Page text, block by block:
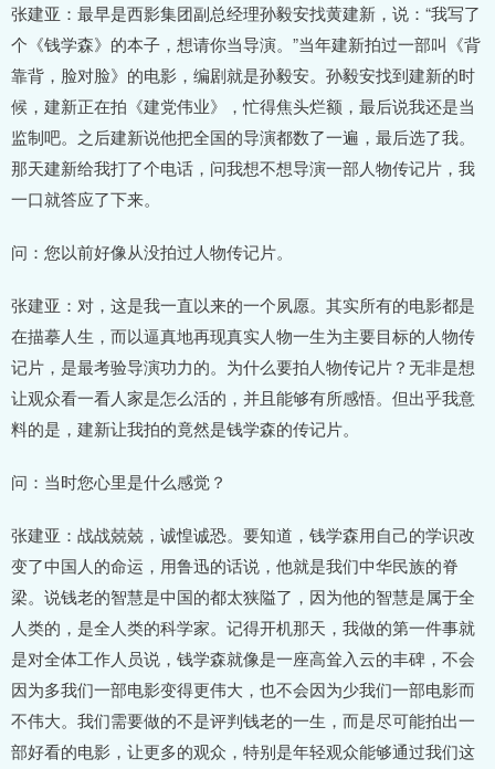
张建亚：最早是西影集团副总经理孙毅安找黄建新，说：“我写了
个《钱学森》的本子，想请你当导演。”当年建新拍过一部叫《背
靠背，脸对脸》的电影，编剧就是孙毅安。孙毅安找到建新的时
候，建新正在拍《建党伟业》，忙得焦头烂额，最后说我还是当
监制吧。之后建新说他把全国的导演都数了一遍，最后选了我。
那天建新给我打了个电话，问我想不想导演一部人物传记片，我
一口就答应了下来。
问：您以前好像从没拍过人物传记片。
张建亚：对，这是我一直以来的一个夙愿。其实所有的电影都是
在描摹人生，而以逼真地再现真实人物一生为主要目标的人物传
记片，是最考验导演功力的。为什么要拍人物传记片？无非是想
让观众看一看人家是怎么活的，并且能够有所感悟。但出乎我意
料的是，建新让我拍的竟然是钱学森的传记片。
问：当时您心里是什么感觉？
张建亚：战战兢兢，诚惶诚恐。要知道，钱学森用自己的学识改
变了中国人的命运，用鲁迅的话说，他就是我们中华民族的脊
梁。说钱老的智慧是中国的都太狭隘了，因为他的智慧是属于全
人类的，是全人类的科学家。记得开机那天，我做的第一件事就
是对全体工作人员说，钱学森就像是一座高耸入云的丰碑，不会
因为多我们一部电影变得更伟大，也不会因为少我们一部电影而
不伟大。我们需要做的不是评判钱老的一生，而是尽可能拍出一
部好看的电影，让更多的观众，特别是年轻观众能够通过我们这